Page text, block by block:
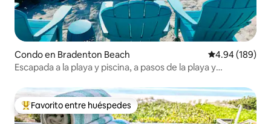
Condo en Bradenton Beach Calificación
4.94 (189)
Escapada a la playa y piscina, a pasos de la playa y
Favorito entre huéspedes preferido
Favorito entre huéspedes